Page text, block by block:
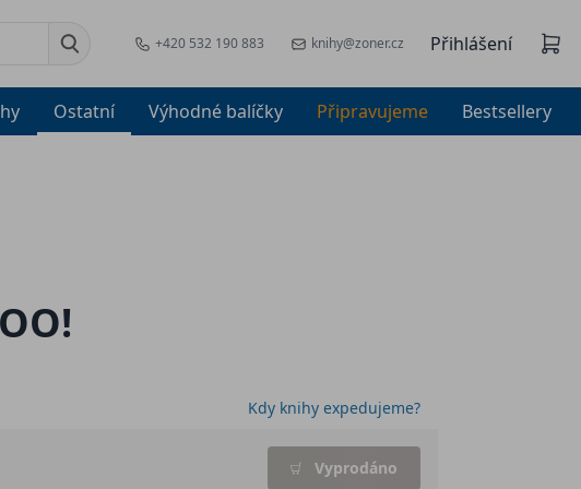
+420 532 190 883 knihy@zoner.cz Přihlášení
Ostatní Výhodné balíčky Připravujeme Bestsellery
Kdy knihy expedujeme?
Vyprodáno